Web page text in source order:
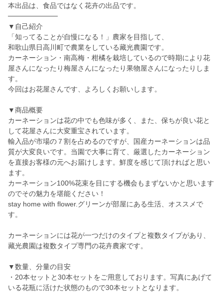
本出品は、食品ではなく花卉の出品です。
──────────
▼自己紹介
「知ってることが自慢になる！」農家を目指して、
和歌山県日高川町で農業をしている藏光農園です。
カーネーション・南高梅・柑橘を栽培しているので時期により花
屋さんになったり梅屋さんになったり果物屋さんになったりしま
す。
今回はお花屋さんです、よろしくお願いします。
▼商品概要
カーネーションは花の中でも色味が多く、また、保ちが良い花と
して花屋さんに大変重宝されています。
輸入品が市場の７割を占めるのですが、国産カーネーションは品
質が大変良いです。当園で大事に育て、厳選したカーネーション
を直接お客様の元へお届けします。鮮度を感じて頂ければと思い
ます。
カーネーション100%花束を目にする機会もまずないかと思います
のでその魅力を堪能ください！
stay home with flower.グリーンが部屋にある生活、オススメで
す。
カーネーションには花が一つだけのタイプと複数タイプがあり、
藏光農園は複数タイプ専門の花卉農家です。
▼数量、分量の目安
・20本セットと30本セットをご用意しております。写真にあげて
いる花瓶に活けた状態のもので30本セットとなります。